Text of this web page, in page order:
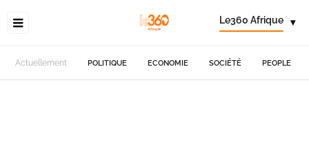
Le360 Afrique ▾
Actuellement POLITIQUE ECONOMIE SOCIÉTÉ PEOPLE